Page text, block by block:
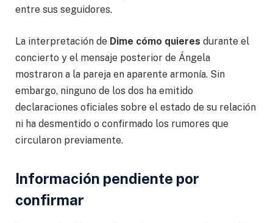
entre sus seguidores.
La interpretación de Dime cómo quieres durante el
concierto y el mensaje posterior de Ángela
mostraron a la pareja en aparente armonía. Sin
embargo, ninguno de los dos ha emitido
declaraciones oficiales sobre el estado de su relación
ni ha desmentido o confirmado los rumores que
circularon previamente.
Información pendiente por
confirmar